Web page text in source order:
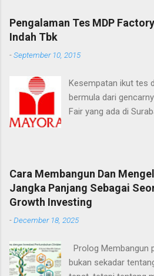
cukup memuaskan,
dimana peluang
dari pasar modal.
berbeda, saham-
penurunan sud...
perbandingan kinerja
established dari
membandingkan
, misalnya,
pertama 2022
pertama 2021.
mana dari
pertumbuhan
ada sebelumnya atau
diperhitungkan dari
SSSG dinyatakan
penurunan
perusahaan retai...
Pengalaman Tes MDP
Indah Tbk
-September 10, 2015
Kesempatan ikut tes
bermula dari
Fair yang ada di
salah satunya yang
Balai Pemuda, waktu
perusahaan yang
akhirnya saya hanya
lamaran di stand PT
yang saya tau
known di indonesia.
pun juga menarik
Cara Membangun Dan
Jangka Panjang Sebagai
Growth Investing
-December 18, 2025
Prolog Membangun
bukan sekadar